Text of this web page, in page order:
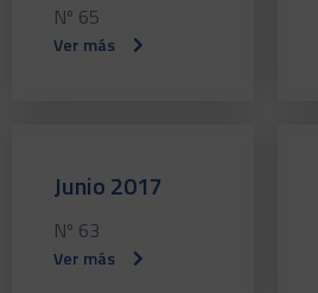
Nº 65
Ver más
Junio 2017
Nº 63
Ver más